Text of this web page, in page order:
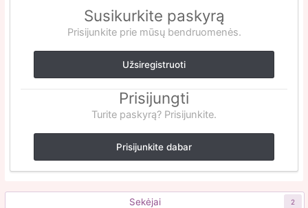
Susikurkite paskyrą
Prisijunkite prie mūsų bendruomenės.
Užsiregistruoti
Prisijungti
Turite paskyrą? Prisijunkite.
Prisijunkite dabar
Sekėjai 2